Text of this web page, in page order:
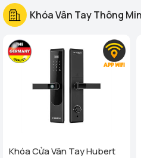
Khóa Vân Tay Thông
Khóa Cửa Vân Tay Hubert